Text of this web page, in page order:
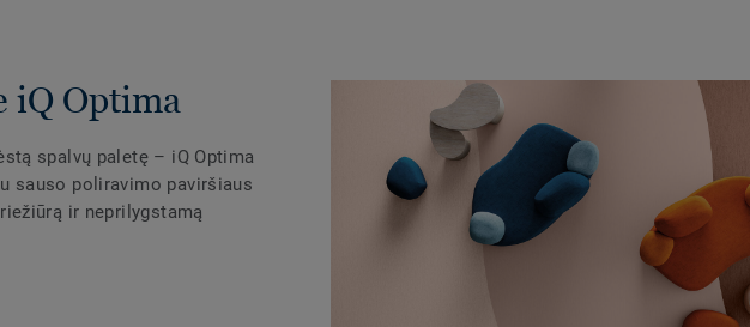
iQ Optima
spalvų paletę – iQ Optima
sauso poliravimo paviršiaus
ir neprilygstamą